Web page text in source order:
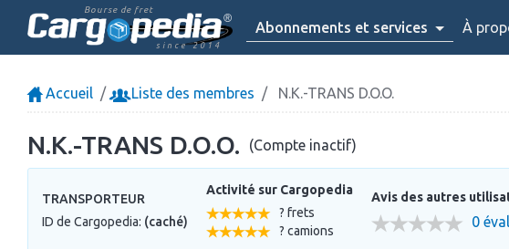
Bourse de fret
since 2014
Abonnements et services À
Accueil Liste des membres N.K.-TRANS D.O.O.
N.K.-TRANS D.O.O. (Compte inactif)
TRANSPORTEUR
ID de Cargopedia: (caché)
Activité sur Cargopedia
? frets
? camions
Avis des autres
0